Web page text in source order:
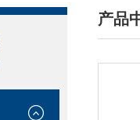
产品
/